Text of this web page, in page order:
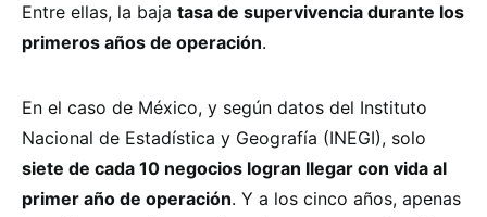
Entre ellas, la baja tasa de supervivencia durante los
primeros años de operación.
En el caso de México, y según datos del Instituto
Nacional de Estadística y Geografía (INEGI), solo
siete de cada 10 negocios logran llegar con vida al
primer año de operación. Y a los cinco años, apenas